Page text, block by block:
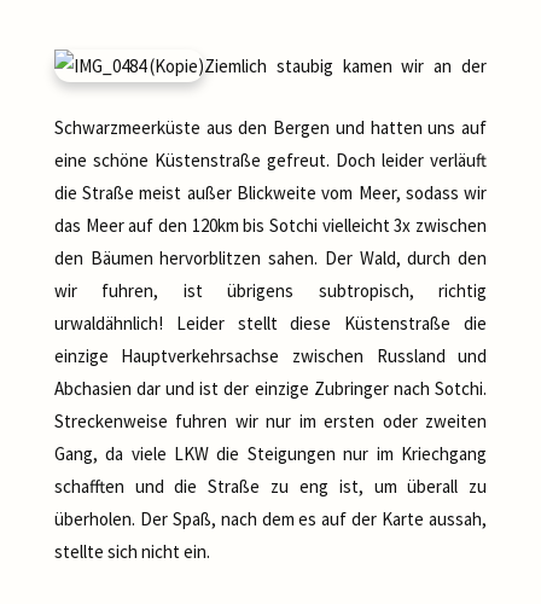
Ziemlich staubig kamen wir an der
Schwarzmeerküste aus den Bergen und hatten uns auf
eine schöne Küstenstraße gefreut. Doch leider verläuft
die Straße meist außer Blickweite vom Meer, sodass wir
das Meer auf den 120km bis Sotchi vielleicht 3x zwischen
den Bäumen hervorblitzen sahen. Der Wald, durch den
wir fuhren, ist übrigens subtropisch, richtig
urwaldähnlich! Leider stellt diese Küstenstraße die
einzige Hauptverkehrsachse zwischen Russland und
Abchasien dar und ist der einzige Zubringer nach Sotchi.
Streckenweise fuhren wir nur im ersten oder zweiten
Gang, da viele LKW die Steigungen nur im Kriechgang
schafften und die Straße zu eng ist, um überall zu
überholen. Der Spaß, nach dem es auf der Karte aussah,
stellte sich nicht ein.